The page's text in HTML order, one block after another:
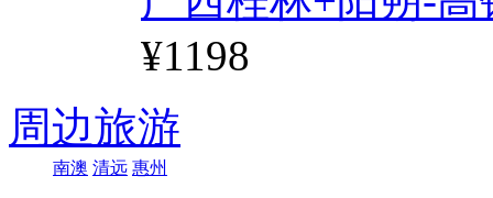
¥1198
周边旅游
南澳 清远 惠州